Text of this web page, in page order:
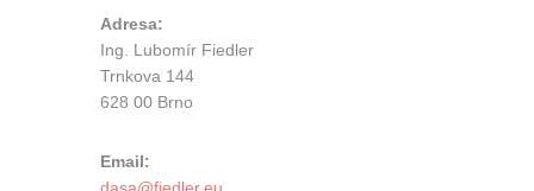
Adresa:
Ing. Lubomír Fiedler
Trnkova 144
628 00 Brno
Email: